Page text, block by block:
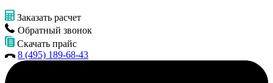
Заказать расчет
Обратный звонок
Скачать прайс
8 (495) 189-68-43